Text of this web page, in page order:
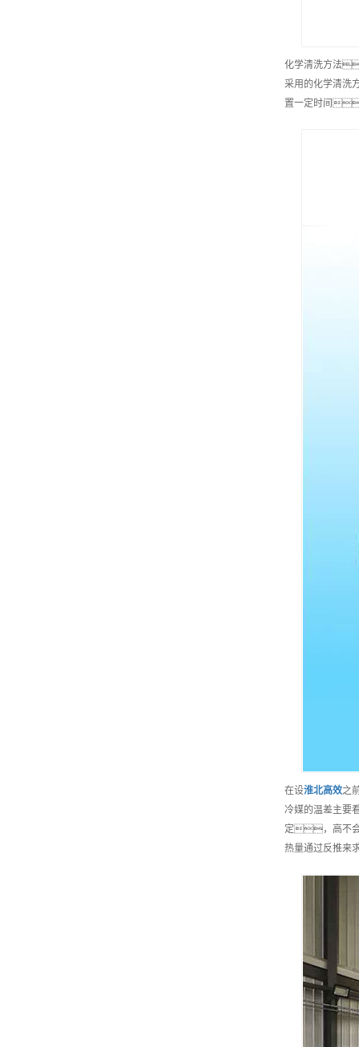
化学清洗方法
采用的化学清
置一定时间
在设淮北高效之
冷媒的温差主
定，高不
热量通过反推